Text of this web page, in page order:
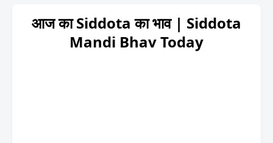
आज का Siddota का भाव | Siddota
Mandi Bhav Today